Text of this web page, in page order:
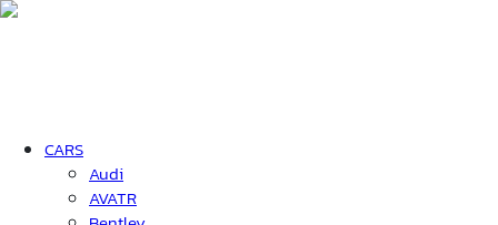
CARS
Audi
AVATR